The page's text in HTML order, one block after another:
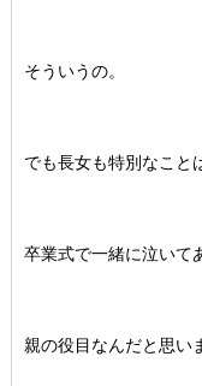
そういうの。
でも長女も特別なこと
卒業式で一緒に泣いて
親の役目なんだと思い